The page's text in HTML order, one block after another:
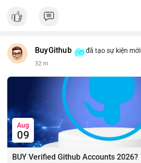
BuyGithub đã tạo sự kiện mới
32 m
Aug
09
BUY Verified Github Accounts 2026?